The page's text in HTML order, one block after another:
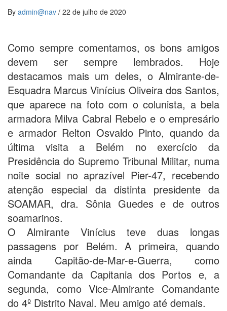
By admin@nav / 22 de julho de 2020
Como sempre comentamos, os bons amigos
devem ser sempre lembrados. Hoje
destacamos mais um deles, o Almirante-de-
Esquadra Marcus Vinícius Oliveira dos Santos,
que aparece na foto com o colunista, a bela
armadora Milva Cabral Rebelo e o empresário
e armador Relton Osvaldo Pinto, quando da
última visita a Belém no exercício da
Presidência do Supremo Tribunal Militar, numa
noite social no aprazível Pier-47, recebendo
atenção especial da distinta presidente da
SOAMAR, dra. Sônia Guedes e de outros
soamarinos.
O Almirante Vinícius teve duas longas
passagens por Belém. A primeira, quando
ainda Capitão-de-Mar-e-Guerra, como
Comandante da Capitania dos Portos e, a
segunda, como Vice-Almirante Comandante
do 4º Distrito Naval. Meu amigo até demais.